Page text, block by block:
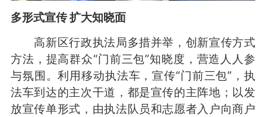
多形式宣传 扩大知晓面
高新区行政执法局多措并举，创新宣传方式
方法，提高群众“门前三包”知晓度，营造人人参
与氛围。利用移动执法车，宣传“门前三包”，执
法车到达的主次干道，都是宣传的主阵地；以发
放宣传单形式，由执法队员和志愿者入户向商户